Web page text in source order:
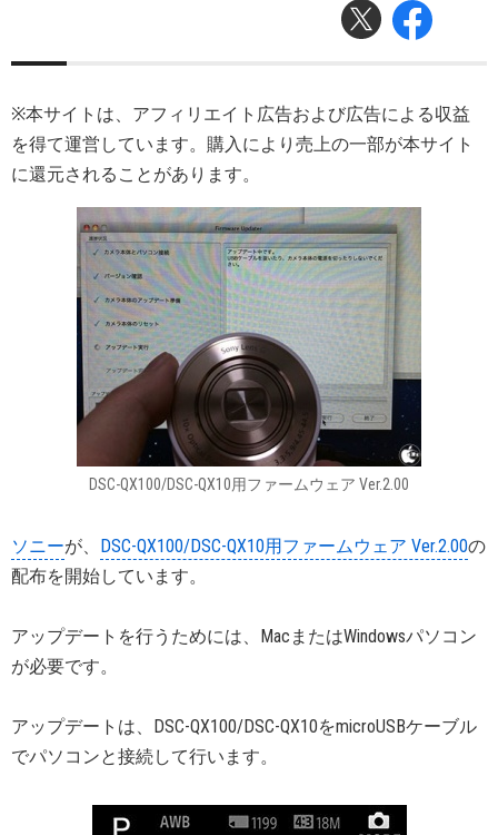
※本サイトは、アフィリエイト広告および広告による収益
を得て運営しています。購入により売上の一部が本サイト
に還元されることがあります。
DSC-QX100/DSC-QX10用ファームウェア Ver.2.00
ソニーが、 DSC-QX100/DSC-QX10用ファームウェア Ver.2.00の
配布を開始しています。
アップデートを行うためには、MacまたはWindowsパソコン
が必要です。
アップデートは、DSC-QX100/DSC-QX10をmicroUSBケーブル
でパソコンと接続して行います。